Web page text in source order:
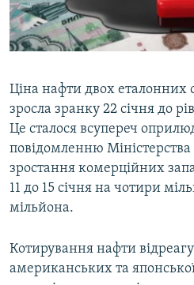
ВІДЕОУРОКИ «ELIFBE»
СВІДЧЕННЯ ОКУПАЦІЇ
ІНФОГРАФІКА
Русский
Qırımtatar
ДОЛУЧАЙСЯ!
Усі сайти RFE/RL
Ціна нафти двох еталонних
зросла зранку 22 січня до
Це сталося всупереч
повідомленню
зростання комерційних
11 до 15 січня на чотири
мільйона.
Котирування нафти
американських та